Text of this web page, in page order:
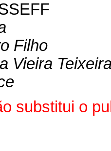
Filho
Vieira
substitui o